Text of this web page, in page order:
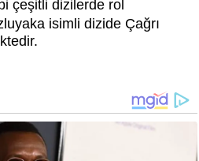
çeşitli dizilerde rol
isimli dizide Çağrı